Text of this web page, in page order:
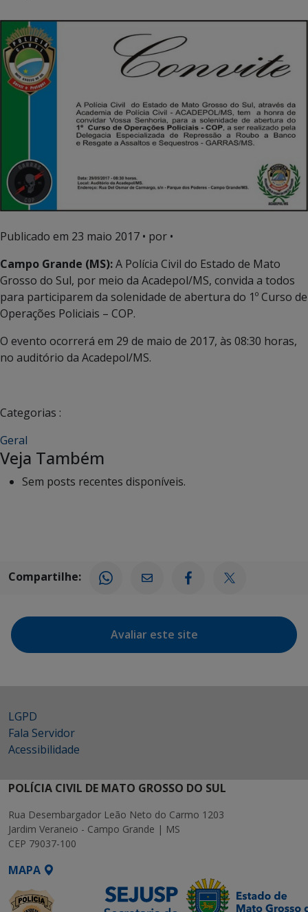
Publicado em 23 maio 2017 • por •
Campo Grande (MS):A Polícia Civil do Estado de Mato
Grosso do Sul, por meio da Acadepol/MS, convida a todos
para participarem da solenidade de abertura do 1º Curso de
Operações Policiais – COP.
O evento ocorrerá em 29 de maio de 2017, às 08:30 horas,
no auditório da Acadepol/MS.
Categorias :
Geral
Veja Também
Sem posts recentes disponíveis.
Compartilhe:
Avaliar este site
LGPD
Fala Servidor
Acessibilidade
POLÍCIA CIVIL DE MATO GROSSO DO SUL
Rua Desembargador Leão Neto do Carmo 1203
Jardim Veraneio - Campo Grande | MS
CEP 79037-100
MAPA